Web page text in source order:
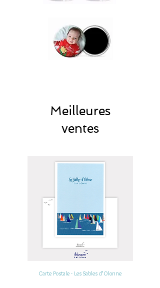
Meilleures
ventes
Carte Postale - Les Sables d’Olonne